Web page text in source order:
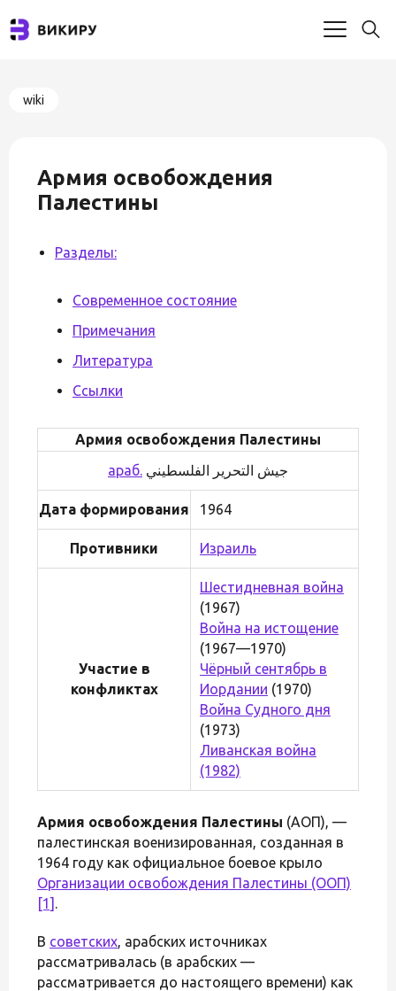
wiki
Армия освобождения
Палестины
Разделы:
Современное состояние
Примечания
Литература
Ссылки
Армия освобождения Палестины
араб.
Дата формирования 1964
Противники Израиль
Участие в
конфликтах
Шестидневная война
(1967)
Война на истощение
(1967—1970)
Чёрный сентябрь в
Иордании (1970)
Война Судного дня
(1973)
Ливанская война
(1982)
Армия освобождения Палестины (АОП), —
палестинская военизированная, созданная в
1964 году как официальное боевое крыло
Организации освобождения Палестины (ООП)
[1] .
В советских, арабских источниках
рассматривалась (в арабских —
рассматривается до настоящего времени) как